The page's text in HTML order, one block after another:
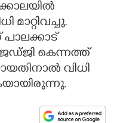
മാറ്റിവച്ചു.
കെന്നത്ത്
വിധി